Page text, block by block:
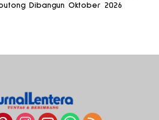
Dibangun Oktober 2026